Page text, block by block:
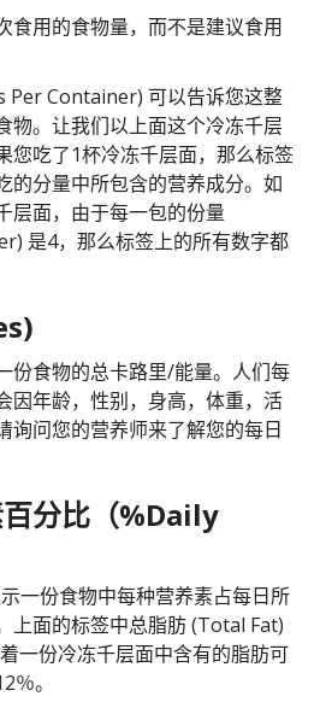
食用的食物量，而不是建议食用
Per Container) 可以告诉您这整
物。让我们以上面这个冷冻千层
您吃了1杯冷冻千层面，那么标签
的分量中所包含的营养成分。如
层面，由于每一包的份量
是4，那么标签上的所有数字都
份食物的总卡路里/能量。人们每
因年龄，性别，身高，体重，活
询问您的营养师来了解您的每日
分比（%Daily
一份食物中每种营养素占每日所
上面的标签中总脂肪 (Total Fat)
一份冷冻千层面中含有的脂肪可
％。